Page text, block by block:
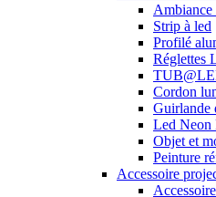
Ambiance
Strip à led
Profilé
Réglettes
Cordon
Guirlande
Led Neon
Objet et
Peinture
Accessoire